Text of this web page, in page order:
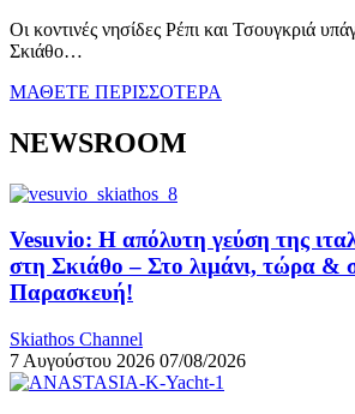
Οι κοντινές νησίδες Ρέπι και Τσουγκριά
Σκιάθο…
ΜΑΘΕΤΕ ΠΕΡΙΣΣΟΤΕΡΑ
NEWSROOM
Vesuvio: Η απόλυτη γεύση της
στη Σκιάθο – Στο λιμάνι, τώρα &
Παρασκευή!
Skiathos Channel
7 Αυγούστου 2026 07/08/2026